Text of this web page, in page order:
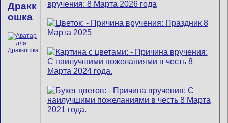
Дракк
ошка